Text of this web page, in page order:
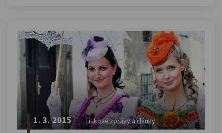
1. 3. 2015 Tiskové zprávy a články